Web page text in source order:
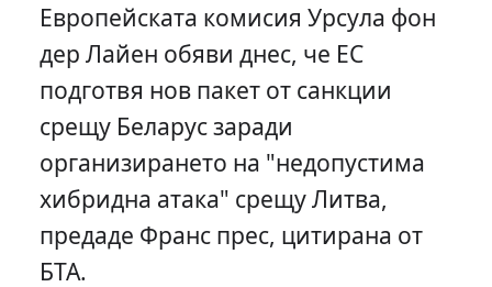
Европейската комисия Урсула фон
дер Лайен обяви днес, че ЕС
подготвя нов пакет от санкции
срещу Беларус заради
организирането на "недопустима
хибридна атака" срещу Литва,
предаде Франс прес, цитирана от
БТА.